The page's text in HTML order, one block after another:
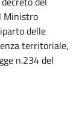
Ministro
delle
territoriale,
n.234 del